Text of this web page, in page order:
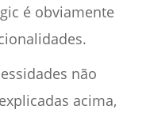
é obviamente
não
acima,